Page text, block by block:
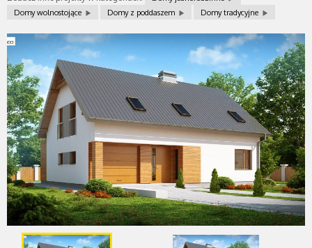
Domy wolnostojące
Domy z poddaszem Domy tradycyjne